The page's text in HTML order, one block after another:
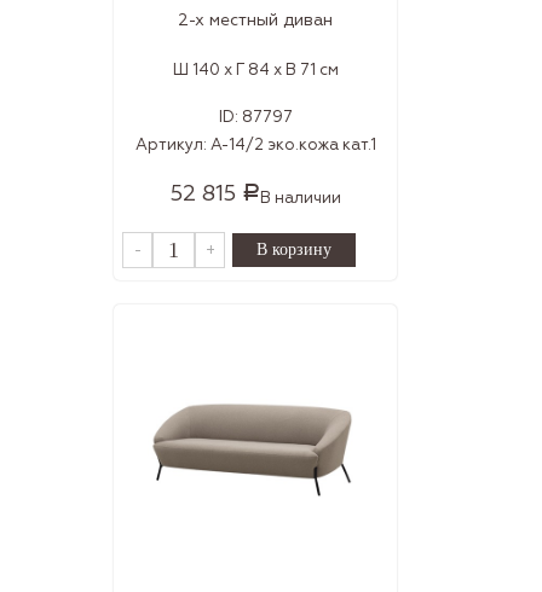
2-х местный диван
Ш 140 x Г 84 x В 71 см
ID: 87797
Артикул: А-14/2 эко.кожа кат.1
52 815 Р В наличии
- +